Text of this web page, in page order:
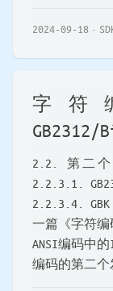
2024-09-18
字符
GB2312/
2.2. 第二
2.2.3.1.
2.2.3.4.
一篇《字符
ANSI编码中
编码的第二个